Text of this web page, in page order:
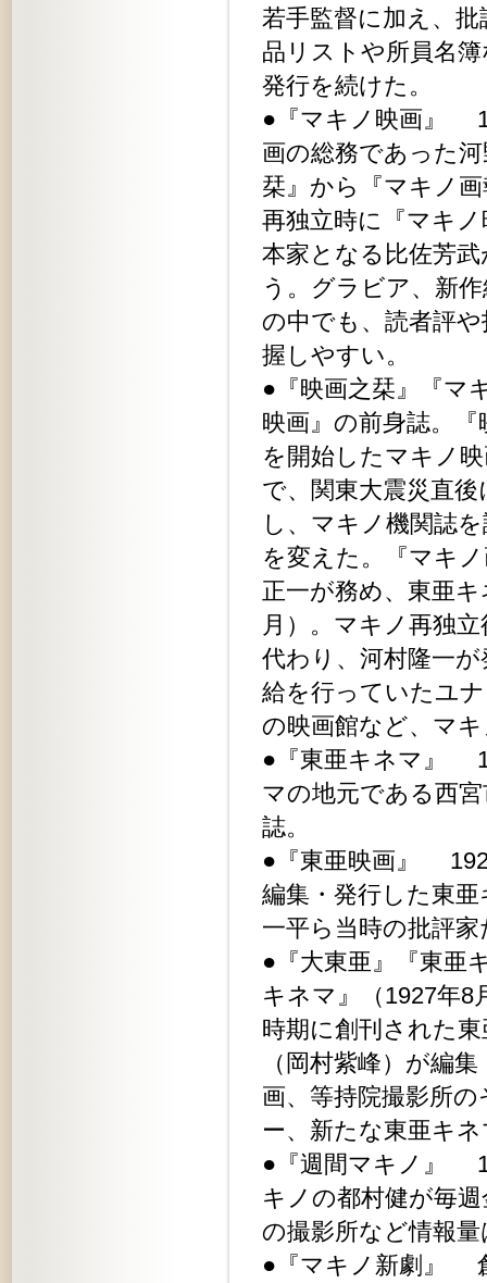
若手監督に加え、
品リストや所員名
発行を続けた。
●『マキノ映画』
画の総務であった
栞』から『マキノ
再独立時に『マキ
本家となる比佐芳
う。グラビア、新
の中でも、読者評
握しやすい。
●『映画之栞』『
映画』の前身誌。
を開始したマキノ
で、関東大震災直
し、マキノ機関誌
を変えた。『マキ
正一が務め、東亜
月）。マキノ再独
代わり、河村隆一
給を行っていたユ
の映画館など、マ
●『東亜キネマ』
マの地元である西
誌。
●『東亜映画』
編集・発行した東
一平ら当時の批評
●『大東亜』『東亜
キネマ』（1927年8
時期に創刊された
（岡村紫峰）が編
画、等持院撮影所
ー、新たな東亜キ
●『週間マキノ』
キノの都村健が毎
の撮影所など情報
●『マキノ新劇』